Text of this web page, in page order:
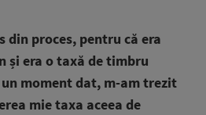
din proces, pentru că era
și era o taxă de timbru
moment dat, m-am trezit
mie taxa aceea de